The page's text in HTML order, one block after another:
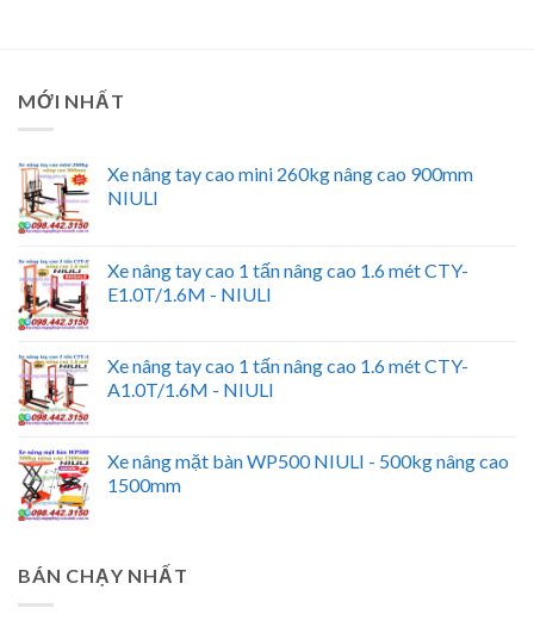
MỚI NHẤT
Xe nâng tay cao mini 260kg nâng cao 900mm
NIULI
Xe nâng tay cao 1 tấn nâng cao 1.6 mét CTY-
E1.0T/1.6M - NIULI
Xe nâng tay cao 1 tấn nâng cao 1.6 mét CTY-
A1.0T/1.6M - NIULI
Xe nâng mặt bàn WP500 NIULI - 500kg nâng cao
1500mm
BÁN CHẠY NHẤT